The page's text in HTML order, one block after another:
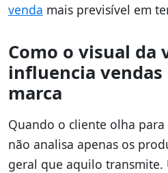
venda mais previsível em
Como o visual da
influencia vendas
marca
Quando o cliente olha
não analisa apenas os
geral que aquilo transmite.